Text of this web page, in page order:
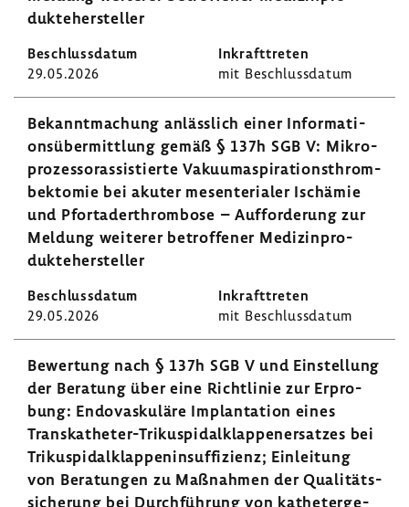
dukte­her­steller
29.05.2026 mit Beschluss­datum
Bekannt­ma­chung anläss­lich einer Infor­ma­ti­
ons­über­mitt­lung gemäß § 137h SGB V: Mikro­
pro­zes­so­ras­sis­tierte Vaku­um­aspi­ra­ti­ons­throm­
bek­tomie bei akuter mesen­te­rialer Ischämie
und Pfort­ader­throm­bose – Auffor­de­rung zur
Meldung weiterer betrof­fener Medi­zin­pro­
dukte­her­steller
29.05.2026 mit Beschluss­datum
Bewer­tung nach § 137h SGB V und Einstel­lung
der Bera­tung über eine Richt­linie zur Erpro­
bung: Endo­vas­ku­läre Implan­ta­tion eines
Transkatheter-​Trikuspidalklappenersatzes bei
Triku­spi­dal­klap­pen­in­suf­fi­zienz; Einlei­tung
von Bera­tungen zu Maßnahmen der Quali­täts­
si­che­rung bei Durch­füh­rung von kathe­terge­